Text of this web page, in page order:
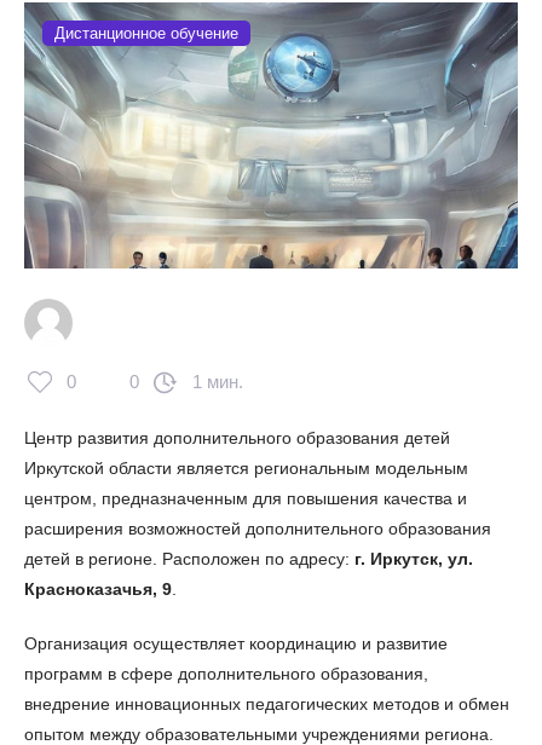
Дистанционное обучение
0 0 1 мин.
Центр развития дополнительного образования детей
Иркутской области является региональным модельным
центром, предназначенным для повышения качества и
расширения возможностей дополнительного образования
детей в регионе. Расположен по адресу: г. Иркутск, ул.
Красноказачья, 9
Организация осуществляет координацию и развитие
программ в сфере дополнительного образования,
внедрение инновационных педагогических методов и обмен
опытом между образовательными учреждениями региона.